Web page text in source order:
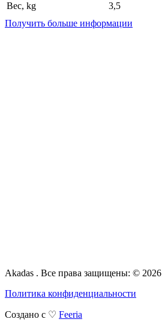
Вес, kg
3,5
Получить больше информации
Akadas . Все права защищены: © 2026
Политика конфиденциальности
Создано с ♡ Feeria